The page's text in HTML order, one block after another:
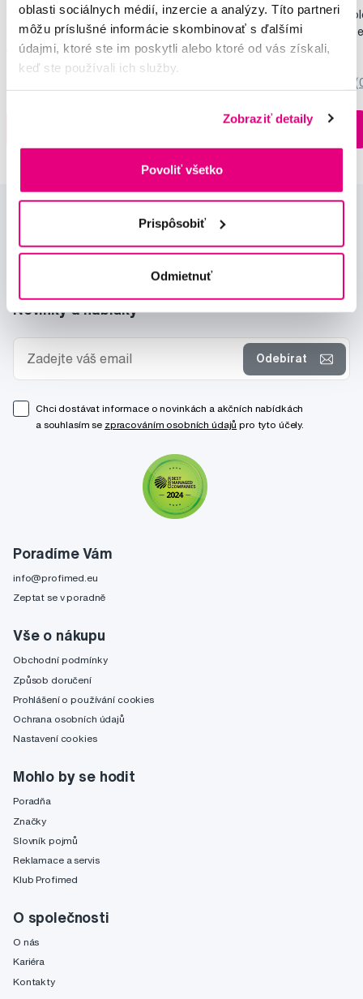
oblasti sociálnych médií, inzercie a analýzy. Títo partneri
môžu príslušné informácie skombinovať s ďalšími
údajmi, ktoré ste im poskytli alebo ktoré od vás získali,
keď ste používali ich služby.
Zobraziť detaily
Povoliť všetko
Prispôsobiť
Odmietnuť
SMILLE Sonic Brush - Prémiová sonická
kefka s kónickými vláknami SANGI, biela
149,99 €
Pop Instant Teeth
pre okamžitý bieliaci
10,90 €
Do košíku
Poradíme Vám
info@profimed.eu
Zeptat se v poradně
Vše o nákupu
Obchodní podmínky
Způsob doručení
Prohlášení o používání cookies
Ochrana osobních údajů
Nastavení cookies
Mohlo by se hodit
Poradňa
Značky
Slovník pojmů
Reklamace a servis
Klub Profimed
O společnosti
O nás
Kariéra
Kontakty
Novinky a nabídky
Odebírat
Chci dostávat informace o novinkách a akčních nabídkách
a souhlasím se zpracováním osobních údajů pro tyto účely.